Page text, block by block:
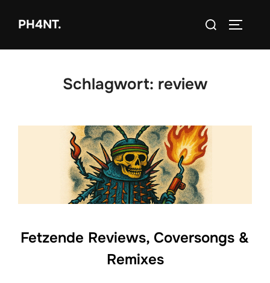
InhaltPH4NT.
Suchen
Schlagwort: review
Fetzende Reviews, Coversongs &
Remixes